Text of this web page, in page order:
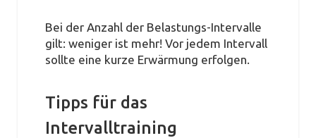
Bei der Anzahl der Belastungs-Intervalle
gilt: weniger ist mehr! Vor jedem Intervall
sollte eine kurze Erwärmung erfolgen.
Tipps für das
Intervalltraining